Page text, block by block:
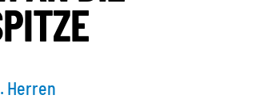
Herren